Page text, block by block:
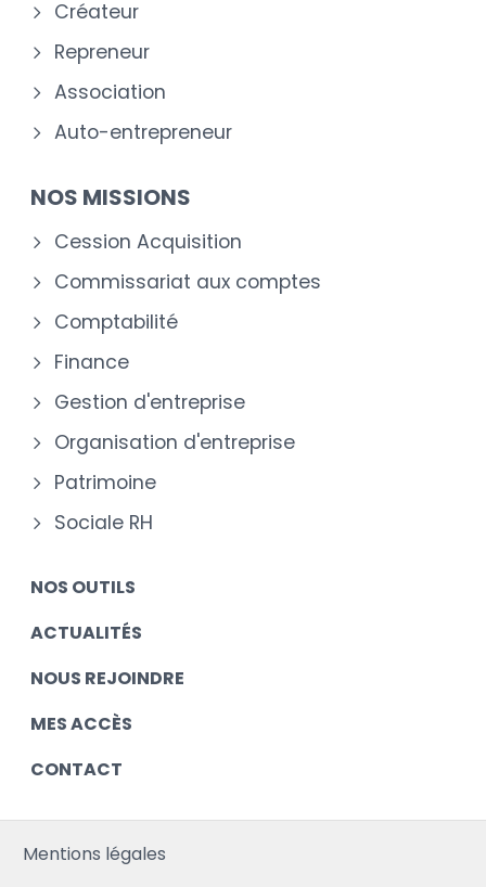
Créateur
Repreneur
Association
Auto-entrepreneur
NOS MISSIONS
Cession Acquisition
Commissariat aux comptes
Comptabilité
Finance
Gestion d'entreprise
Organisation d'entreprise
Patrimoine
Sociale RH
NOS OUTILS
ACTUALITÉS
NOUS REJOINDRE
MES ACCÈS
CONTACT
Mentions légales